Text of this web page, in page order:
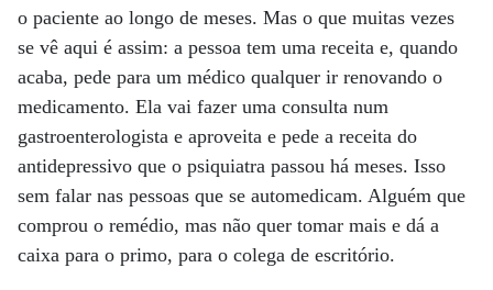
o paciente ao longo de meses. Mas o que muitas vezes
se vê aqui é assim: a pessoa tem uma receita e, quando
acaba, pede para um médico qualquer ir renovando o
medicamento. Ela vai fazer uma consulta num
gastroenterologista e aproveita e pede a receita do
antidepressivo que o psiquiatra passou há meses. Isso
sem falar nas pessoas que se automedicam. Alguém que
comprou o remédio, mas não quer tomar mais e dá a
caixa para o primo, para o colega de escritório.